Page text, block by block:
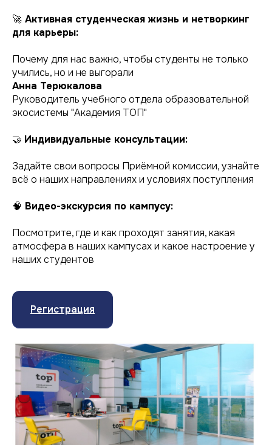
🚀 Активная студенческая жизнь и нетворкинг
для карьеры:
Почему для нас важно, чтобы студенты не только
учились, но и не выгорали
Анна Терюкалова
Руководитель учебного отдела образовательной
экосистемы "Академия ТОП"
🤝 Индивидуальные консультации:
Задайте свои вопросы Приёмной комиссии, узнайте
всё о наших направлениях и условиях поступления
🧠 Видео-экскурсия по кампусу:
Посмотрите, где и как проходят занятия, какая
атмосфера в наших кампусах и какое настроение у
наших студентов
Регистрация